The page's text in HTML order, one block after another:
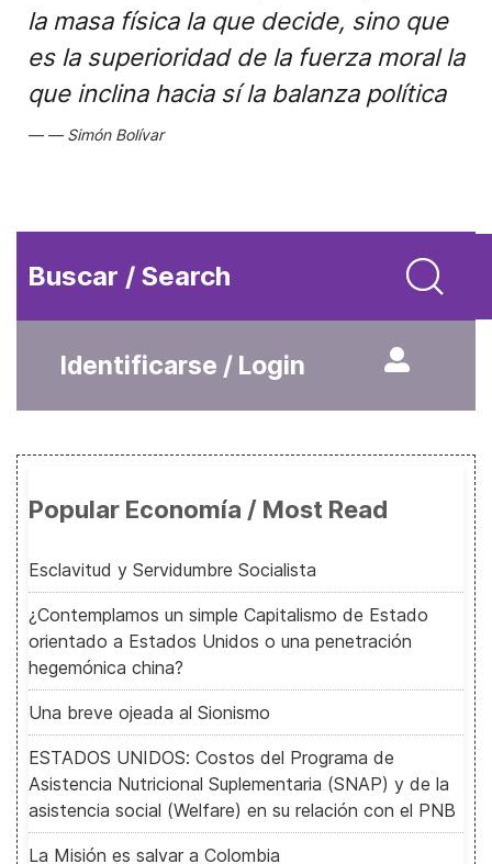
la masa física la que decide, sino que
es la superioridad de la fuerza moral la
que inclina hacia sí la balanza política
Simón Bolívar
Buscar / Search
Identificarse / Login
Popular Economía / Most Read
Esclavitud y Servidumbre Socialista
¿Contemplamos un simple Capitalismo de Estado
orientado a Estados Unidos o una penetración
hegemónica china?
Una breve ojeada al Sionismo
ESTADOS UNIDOS: Costos del Programa de
Asistencia Nutricional Suplementaria (SNAP) y de la
asistencia social (Welfare) en su relación con el PNB
La Misión es salvar a Colombia